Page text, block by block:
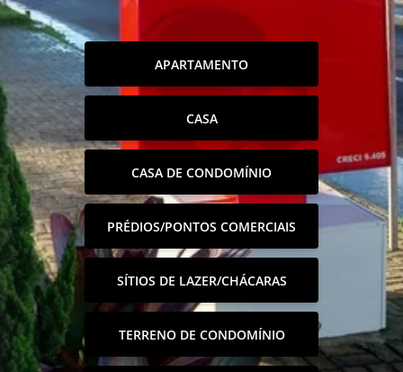
APARTAMENTO
CASA
CASA DE CONDOMÍNIO
PRÉDIOS/PONTOS COMERCIAIS
SÍTIOS DE LAZER/CHÁCARAS
TERRENO DE CONDOMÍNIO